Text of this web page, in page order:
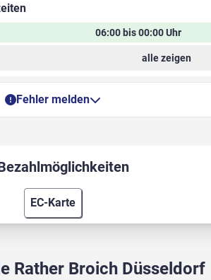
06:00 bis 00:00 Uhr
alle zeigen
Fehler melden
EC-Karte
Rather Broich Düsseldorf